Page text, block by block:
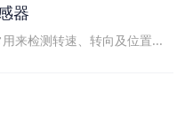
器
来检测转速、转向及位置...